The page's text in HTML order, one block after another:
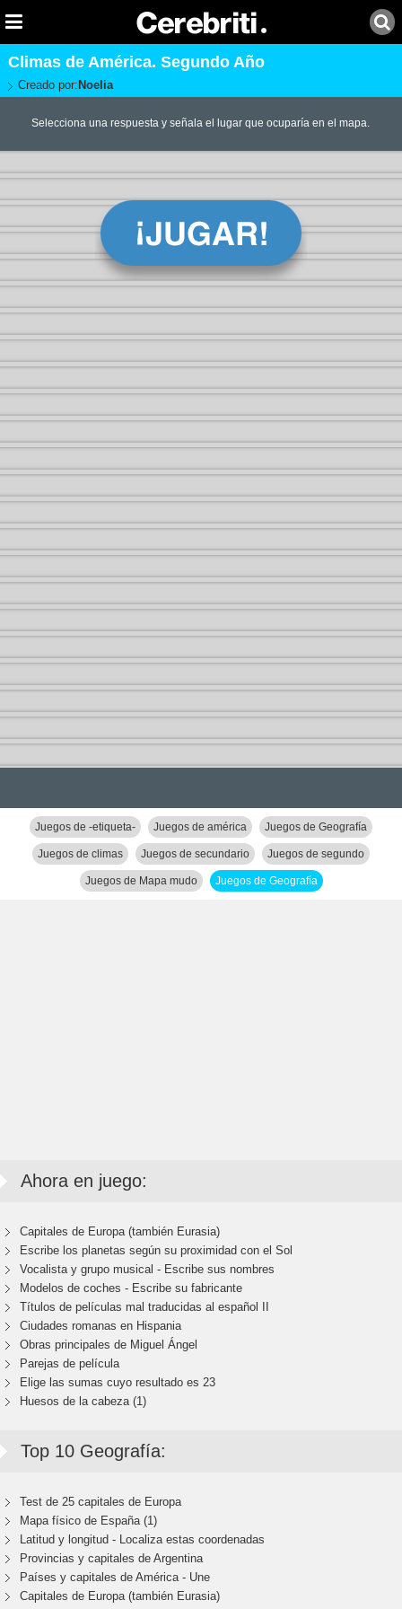
Climas de América. Segundo Año
Creado por: Noelia
Selecciona una respuesta y señala el lugar que ocuparía en el mapa.
Juegos de -etiqueta- Juegos de américa Juegos de Geografía
Juegos de climas Juegos de secundario Juegos de segundo
Juegos de Mapa mudo Juegos de Geografía
Ahora en juego:
Capitales de Europa (también Eurasia)
Escribe los planetas según su proximidad con el Sol
Vocalista y grupo musical - Escribe sus nombres
Modelos de coches - Escribe su fabricante
Títulos de películas mal traducidas al español II
Ciudades romanas en Hispania
Obras principales de Miguel Ángel
Parejas de película
Elige las sumas cuyo resultado es 23
Huesos de la cabeza (1)
Top 10 Geografía:
Test de 25 capitales de Europa
Mapa físico de España (1)
Latitud y longitud - Localiza estas coordenadas
Provincias y capitales de Argentina
Países y capitales de América - Une
Capitales de Europa (también Eurasia)